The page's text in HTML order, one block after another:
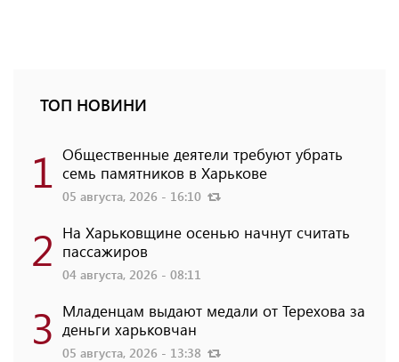
ТОП НОВИНИ
1 Общественные деятели требуют убрать
семь памятников в Харькове
05 августа, 2026 - 16:10
2 На Харьковщине осенью начнут считать
пассажиров
04 августа, 2026 - 08:11
3 Младенцам выдают медали от Терехова за
деньги харьковчан
05 августа, 2026 - 13:38